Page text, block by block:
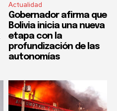
Actualidad
Gobernador afirma que
Bolivia inicia una nueva
etapa con la
profundización de las
autonomías